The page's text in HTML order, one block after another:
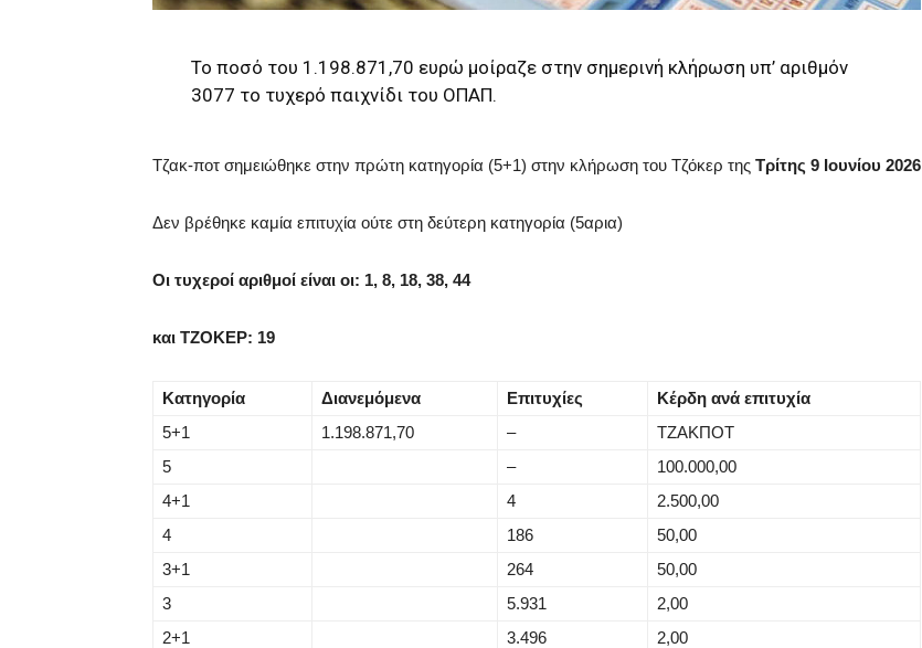
Το ποσό του 1.198.871,70 ευρώ μοίραζε στην σημερινή κλήρωση υπ’ αριθμόν
3077 το τυχερό παιχνίδι του ΟΠΑΠ.
Τζακ-ποτ σημειώθηκε στην πρώτη κατηγορία (5+1) στην κλήρωση του Τζόκερ της Τρίτης 9 Ιουνίου 2026
Δεν βρέθηκε καμία επιτυχία ούτε στη δεύτερη κατηγορία (5αρια)
Οι τυχεροί αριθμοί είναι οι: 1, 8, 18, 38, 44
και ΤΖΟΚΕΡ: 19
Κατηγορία Διανεμόμενα Επιτυχίες
Κέρδη ανά επιτυχία
5+1
1.198.871,70 –
ΤΖΑΚΠΟΤ
5
–
100.000,00
4+1
4
2.500,00
4
186
50,00
3+1
264
50,00
3
5.931
2,00
2+1
3.496
2,00